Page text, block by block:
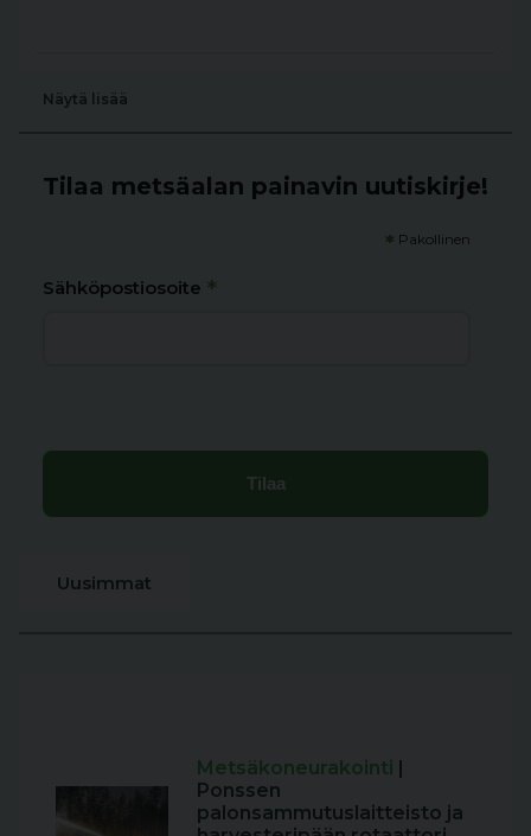
Näytä lisää
Tilaa metsäalan painavin uutiskirje!
* Pakollinen
Sähköpostiosoite *
Uusimmat
Metsäkoneurakointi
Ponssen
palonsammutuslaitteisto ja